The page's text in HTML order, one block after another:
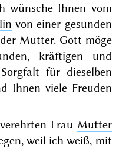
wünsche Ihnen vom
von einer gesunden
Mutter. Gott möge
kräftigen und
für dieselben
Ihnen viele Freuden
Frau Mutter
weil ich weiß, mit